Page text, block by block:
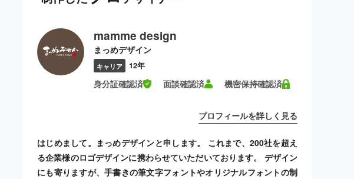
mamme design
まっめデザイン
キャリア 12年
身分証確認済 面談確認済 機密保持確認済
プロフィールを詳しく見る
はじめまして。まっめデザインと申します。 これまで、200社を超え
る企業様のロゴデザインに携わらせていただいております。 デザイン
にも寄りますが、手書きの筆文字フォントやオリジナルフォントの制